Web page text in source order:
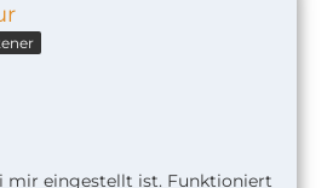
mir eingestellt ist. Funktioniert